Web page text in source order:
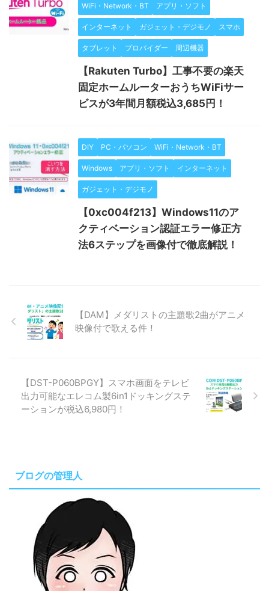
WiFi・Network・BT アプリ・ソフト
インターネット ガジェット・デジモノ スマホ
タブレット プロバイダー 周辺機器
【Rakuten Turbo】工事不要の楽天
固定ホームルーターおうちWiFiサー
ビスが3年間月額税込3,685円！
DIY PC・パソコン WiFi・Network・BT
Windows アプリ・ソフト インターネット
ガジェット・デジモノ
【0xc004f213】Windows11のア
クティベーション認証エラー修正方
法6ステップを画像付で徹底解説！
【DAM】メダリストの主題歌2曲がアニメ
映像付で歌える件！
【DST-P060BPGY】スマホ画面をテレビ
出力可能なエレコム製6in1ドッキングステ
ーションが税込6,980円！
ブログの管理人